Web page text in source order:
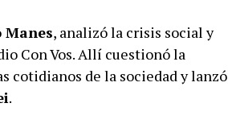
Manes, analizó la crisis social y
Con Vos. Allí cuestionó la
cotidianos de la sociedad y lanzó
.